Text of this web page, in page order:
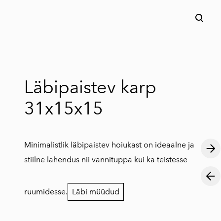
Läbipaistev karp
31x15x15
Minimalistlik läbipaistev hoiukast on ideaalne ja
stiilne lahendus nii vannituppa kui ka teistesse
ruumidesse. Läbi müüdud